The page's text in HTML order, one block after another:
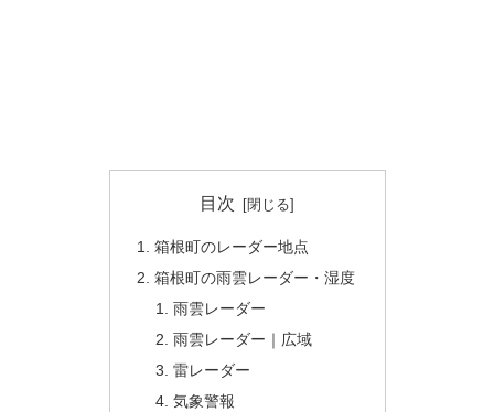
目次
箱根町のレーダー地点
箱根町の雨雲レーダー・湿度
雨雲レーダー
雨雲レーダー｜広域
雷レーダー
気象警報